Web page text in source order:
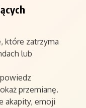
które zatrzyma
lub
przemianę.
akapity, emoji